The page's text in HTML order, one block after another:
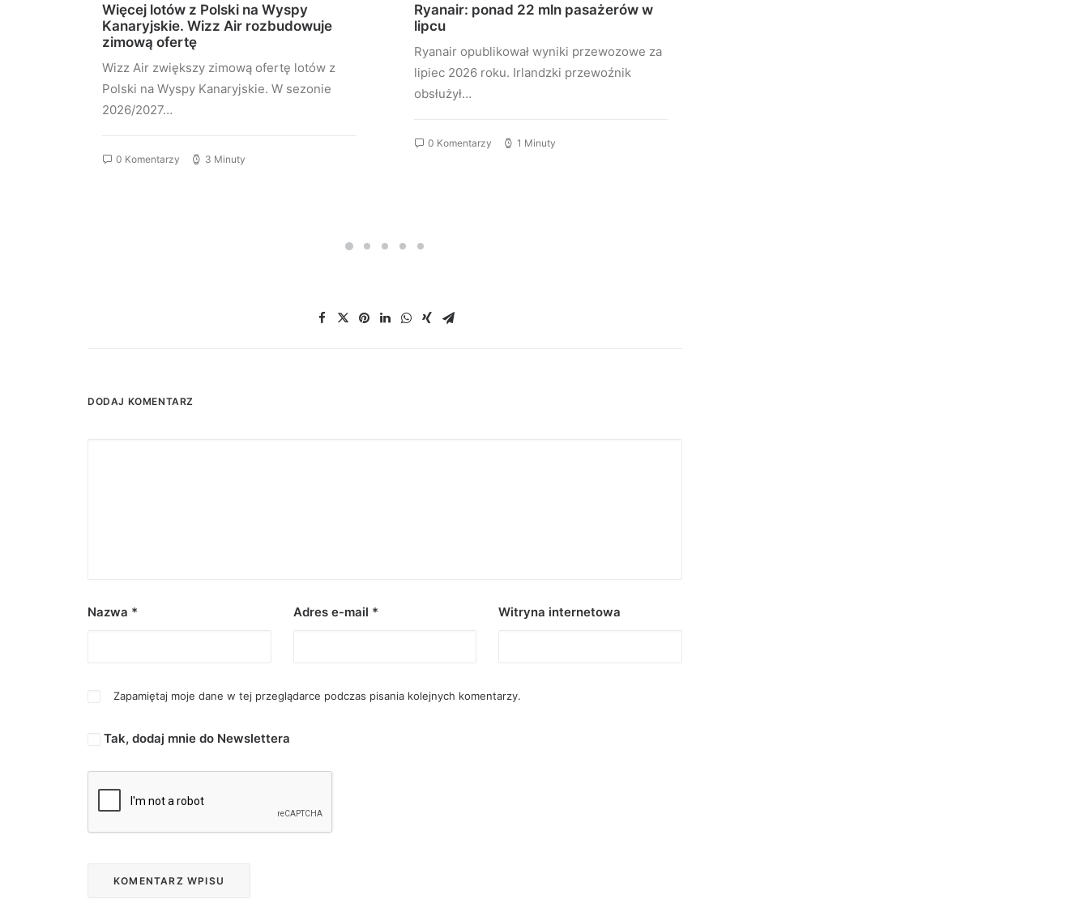
Więcej lotów z Polski na Wyspy
Kanaryjskie. Wizz Air rozbudowuje
zimową ofertę
Wizz Air zwiększy zimową ofertę lotów z
Polski na Wyspy Kanaryjskie. W sezonie
2026/2027…
0 Komentarzy 3 Minuty
Ryanair: ponad 22 mln pasażerów w
lipcu
Ryanair opublikował wyniki przewozowe za
lipiec 2026 roku. Irlandzki przewoźnik
obsłużył…
0 Komentarzy 1 Minuty
DODAJ KOMENTARZ
Nazwa * Adres e-mail * Witryna internetowa
Zapamiętaj moje dane w tej przeglądarce podczas pisania kolejnych komentarzy.
Tak, dodaj mnie do Newslettera